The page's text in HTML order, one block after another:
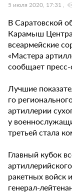
5 июля 2020, 17:31
В Саратовской
Карамыш
всеармейские
«Мастера
сообщает
Лучшие
го
артиллерии
у
третьей стала
Главный кубок
ракетных
генерал-